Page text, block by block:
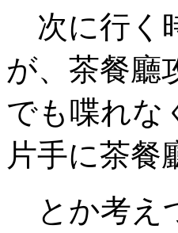
次に行く
が、茶餐
でも喋れ
片手に茶餐
とか考え